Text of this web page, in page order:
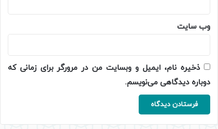
وب‌ سایت
ذخیره نام، ایمیل و وبسایت من در مرورگر برای زمانی که
دوباره دیدگاهی می‌نویسم.